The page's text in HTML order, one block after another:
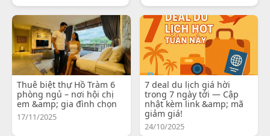
Thuê biệt thự Hồ Tràm 6
phòng ngủ – nơi hội chị
em &amp; gia đình chọn
17/11/2025
7 deal du lịch giá hời
trong 7 ngày tới — Cập
nhật kèm link &amp; mã
giảm giá!
24/10/2025